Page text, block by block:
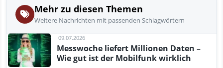
Mehr zu diesen Themen
Weitere Nachrichten mit passenden Schlagwörtern
09.07.2026
Messwoche liefert Millionen Daten –
Wie gut ist der Mobilfunk wirklich